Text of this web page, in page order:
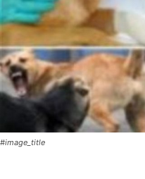
#image_title